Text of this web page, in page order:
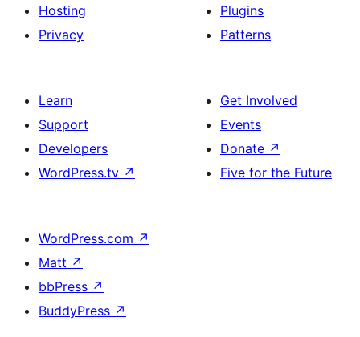
Hosting
Privacy
Plugins
Patterns
Learn
Support
Developers
WordPress.tv ↗
Get Involved
Events
Donate ↗
Five for the Future
WordPress.com ↗
Matt ↗
bbPress ↗
BuddyPress ↗